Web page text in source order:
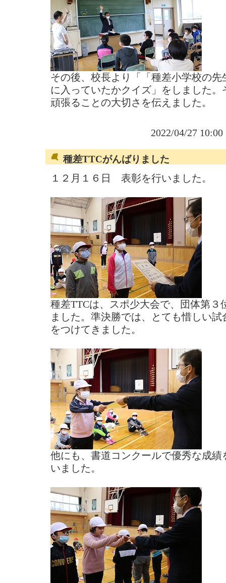
その後、校長より「「種差小学校の
に入っていたかクイズ」をしました
頑張ることの大切さを伝えました。
2022/04/27
種差TTCがんばりました
１２月１６日 表彰を行いました。
種差TTCは、スポ少大会で、団体第３
ました。準決勝では、とても惜しい
をつけてきました。
他にも、書道コンクールで優秀な成
いました。